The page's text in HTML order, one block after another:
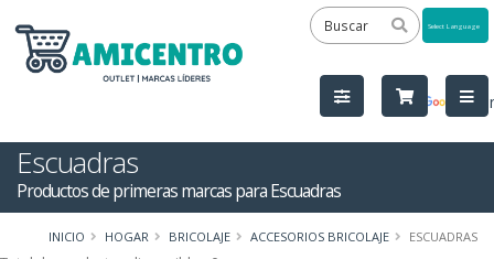
by
Escuadras
Productos de primeras marcas para Escuadras
INICIO HOGAR BRICOLAJE ACCESORIOS BRICOLAJE ESCUADRAS